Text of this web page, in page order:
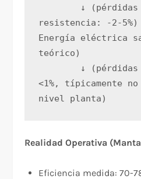
resistencia: -2-5%)
Energía eléctrica
teórico)
<1%, típicamente no
nivel planta)
Realidad Operativa
Eficiencia medida: 70-